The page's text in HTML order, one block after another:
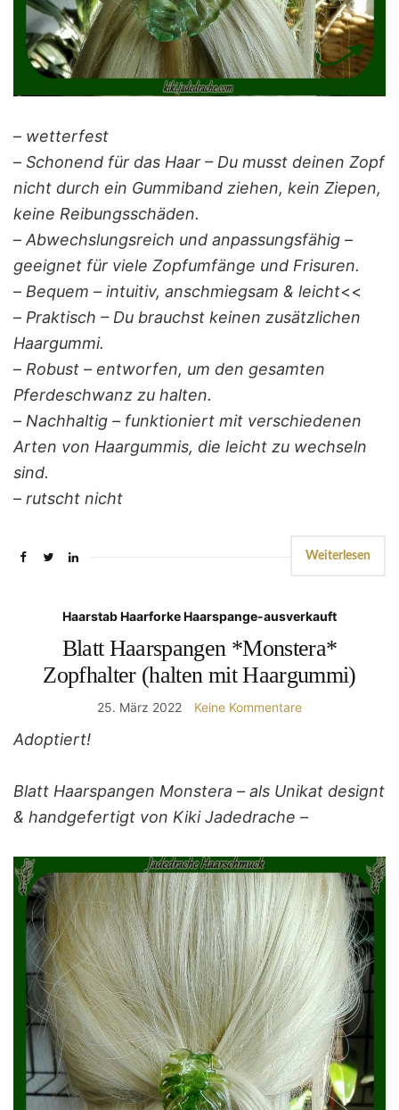
– wetterfest
– Schonend für das Haar – Du musst deinen Zopf
nicht durch ein Gummiband ziehen, kein Ziepen,
keine Reibungsschäden.
– Abwechslungsreich und anpassungsfähig –
geeignet für viele Zopfumfänge und Frisuren.
– Bequem – intuitiv, anschmiegsam & leicht<<
– Praktisch – Du brauchst keinen zusätzlichen
Haargummi.
– Robust – entworfen, um den gesamten
Pferdeschwanz zu halten.
– Nachhaltig – funktioniert mit verschiedenen
Arten von Haargummis, die leicht zu wechseln
sind.
– rutscht nicht
Weiterlesen
Haarstab Haarforke Haarspange-ausverkauft
Blatt Haarspangen *Monstera*
Zopfhalter (halten mit Haargummi)
25. März 2022 Keine Kommentare
Adoptiert!
Blatt Haarspangen Monstera – als Unikat designt
& handgefertigt von Kiki Jadedrache –